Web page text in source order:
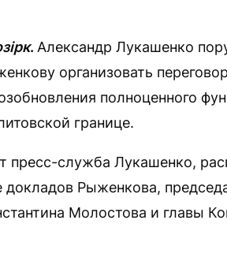
. Александр Лукашенко
организовать
полноценного
границе.
пресс-служба Лукашенко,
докладов Рыженкова,
Молостова и главы